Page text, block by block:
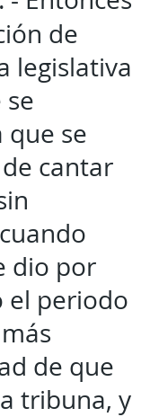
de
legislativa
que se
cantar
dio por
periodo
de que
tribuna, y